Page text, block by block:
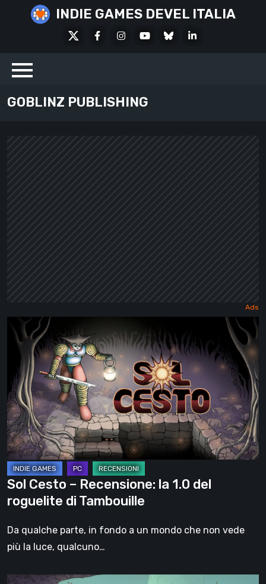
INDIE GAMES DEVEL ITALIA
FacebookInstagramYoutubeBlueskyLinkedIn
GOBLINZ PUBLISHING
Cesto
Recensione:
la
1.0
del
roguelite
di
Tambouille
Sol Cesto – Recensione: la 1.0 del
roguelite di Tambouille
Da qualche parte, in fondo a un mondo che non vede
più la luce, qualcuno…